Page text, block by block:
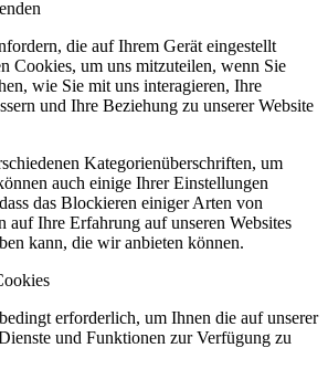
die auf Ihrem Gerät eingestellt
Cookies, um uns mitzuteilen, wenn Sie
wie Sie mit uns interagieren, Ihre
und Ihre Beziehung zu unserer Website
Kategorienüberschriften, um
auch einige Ihrer Einstellungen
das Blockieren einiger Arten von
auf Ihre Erfahrung auf unseren Websites
kann, die wir anbieten können.
erforderlich, um Ihnen die auf unserer
und Funktionen zur Verfügung zu